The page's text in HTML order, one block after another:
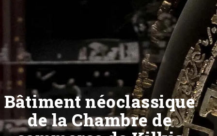
Bâtiment néoclassique
de la Chambre de